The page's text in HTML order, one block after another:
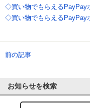
◇買い物でもらえるPayPay
◇買い物でもらえるPayPay
前の記事
お知らせを検索